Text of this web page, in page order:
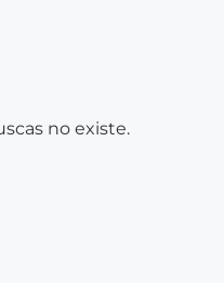
no existe.